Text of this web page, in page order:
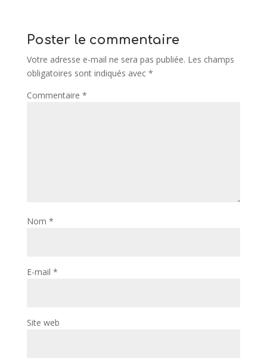
Poster le commentaire
Votre adresse e-mail ne sera pas publiée. Les champs
obligatoires sont indiqués avec *
Commentaire *
Nom *
E-mail *
Site web